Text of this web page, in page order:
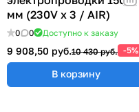
мм (230V x 3 / AIR)
0 0 Доступно к заказу
9 908,50 руб.10 430 руб. -5%
В корзину